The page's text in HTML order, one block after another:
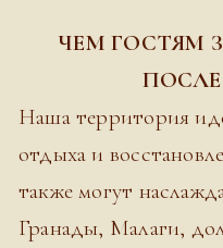
ЧЕМ ГОСТЯМ
Наша территория
отдыха и
также могут
Гранады, Малаги,